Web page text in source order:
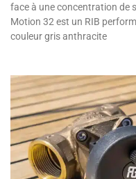
face à une concentration de
Motion 32 est un RIB
couleur gris anthracite